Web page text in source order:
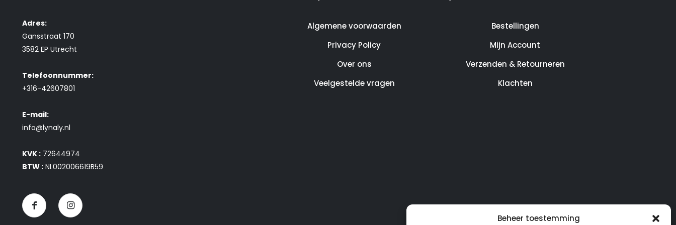
Beheer toestemming
Adres:
Gansstraat 170
3582 EP Utrecht
Telefoonnummer:
+316-42607801
E-mail:
info@lynaly.nl
KVK : 72644974
BTW : NL002006619B59
Algemene voorwaarden
Privacy Policy
Over ons
Veelgestelde vragen
Bestellingen
Mijn Account
Verzenden & Retourneren
Klachten